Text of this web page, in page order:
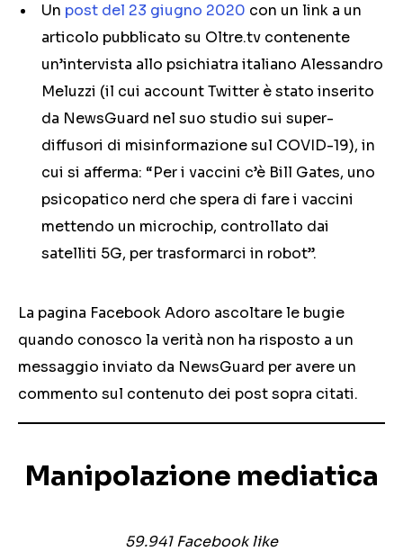
Un post del 23 giugno 2020 con un link a un
articolo pubblicato su Oltre.tv contenente
un’intervista allo psichiatra italiano Alessandro
Meluzzi (il cui account Twitter è stato inserito
da NewsGuard nel suo studio sui super-
diffusori di misinformazione sul COVID-19), in
cui si afferma: “Per i vaccini c’è Bill Gates, uno
psicopatico nerd che spera di fare i vaccini
mettendo un microchip, controllato dai
satelliti 5G, per trasformarci in robot”.
La pagina Facebook Adoro ascoltare le bugie
quando conosco la verità non ha risposto a un
messaggio inviato da NewsGuard per avere un
commento sul contenuto dei post sopra citati.
Manipolazione mediatica
59.941 Facebook like